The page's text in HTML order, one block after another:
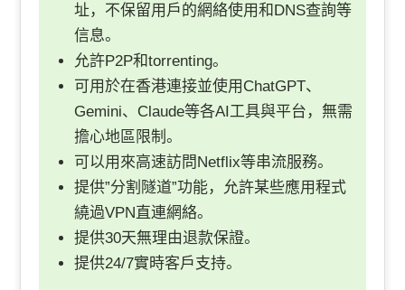
址，不保留用戶的網絡使用和DNS查詢等
信息。
允許P2P和torrenting。
可用於在香港連接並使用ChatGPT、
Gemini、Claude等各AI工具與平台，無需
擔心地區限制。
可以用來高速訪問Netflix等串流服務。
提供”分割隧道”功能，允許某些應用程式
繞過VPN直連網絡。
提供30天無理由退款保證。
提供24/7實時客戶支持。